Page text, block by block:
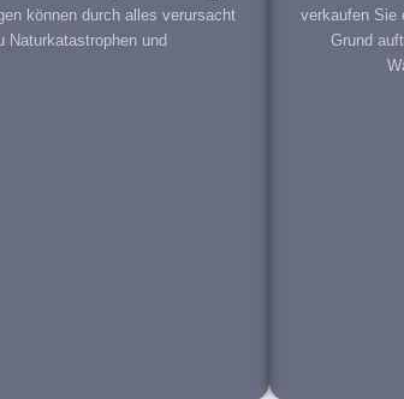
können durch alles verursacht
Naturkatastrophen und
verkaufen Sie
Grund